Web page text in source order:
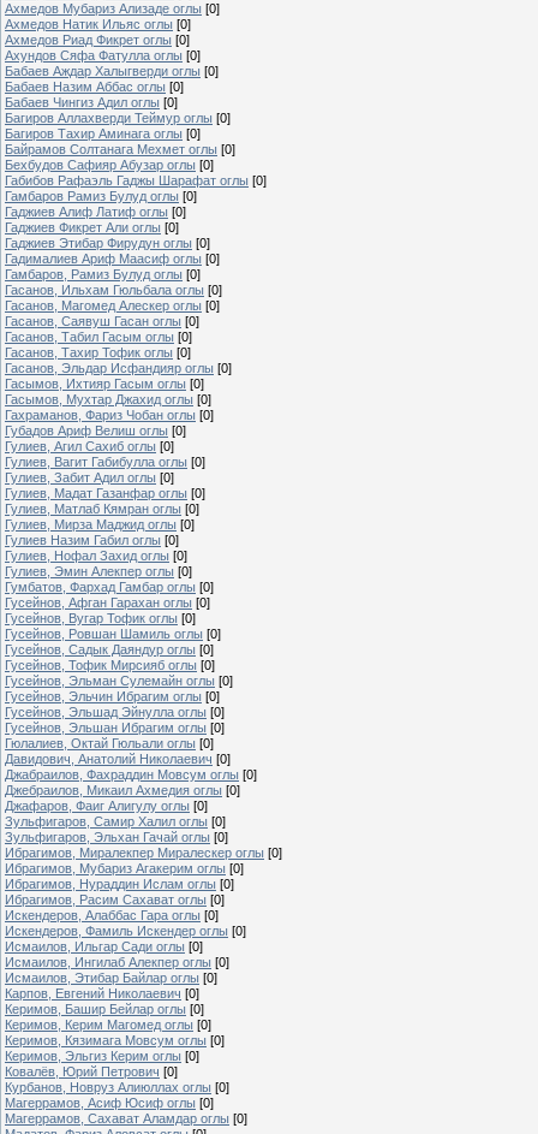
Ахмедов Мубариз Ализаде оглы [0]
Ахмедов Натик Ильяс оглы [0]
Ахмедов Риад Фикрет оглы [0]
Ахундов Сяфа Фатулла оглы [0]
Бабаев Аждар Халыгверди оглы [0]
Бабаев Назим Аббас оглы [0]
Бабаев Чингиз Адил оглы [0]
Багиров Аллахверди Теймур оглы [0]
Багиров Тахир Аминага оглы [0]
Байрамов Солтанага Мехмет оглы [0]
Бехбудов Сафияр Абузар оглы [0]
Габибов Рафаэль Гаджы Шарафат оглы [0]
Гамбаров Рамиз Булуд оглы [0]
Гаджиев Алиф Латиф оглы [0]
Гаджиев Фикрет Али оглы [0]
Гаджиев Этибар Фирудун оглы [0]
Гадималиев Ариф Маасиф оглы [0]
Гамбаров, Рамиз Булуд оглы [0]
Гасанов, Ильхам Гюльбала оглы [0]
Гасанов, Магомед Алескер оглы [0]
Гасанов, Саявуш Гасан оглы [0]
Гасанов, Табил Гасым оглы [0]
Гасанов, Тахир Тофик оглы [0]
Гасанов, Эльдар Исфандияр оглы [0]
Гасымов, Ихтияр Гасым оглы [0]
Гасымов, Мухтар Джахид оглы [0]
Гахраманов, Фариз Чобан оглы [0]
Губадов Ариф Велиш оглы [0]
Гулиев, Агил Сахиб оглы [0]
Гулиев, Вагит Габибулла оглы [0]
Гулиев, Забит Адил оглы [0]
Гулиев, Мадат Газанфар оглы [0]
Гулиев, Матлаб Кямран оглы [0]
Гулиев, Мирза Маджид оглы [0]
Гулиев Назим Габил оглы [0]
Гулиев, Нофал Захид оглы [0]
Гулиев, Эмин Алекпер оглы [0]
Гумбатов, Фархад Гамбар оглы [0]
Гусейнов, Афган Гарахан оглы [0]
Гусейнов, Вугар Тофик оглы [0]
Гусейнов, Ровшан Шамиль оглы [0]
Гусейнов, Садык Даяндур оглы [0]
Гусейнов, Тофик Мирсияб оглы [0]
Гусейнов, Эльман Сулемайн оглы [0]
Гусейнов, Эльчин Ибрагим оглы [0]
Гусейнов, Эльшад Эйнулла оглы [0]
Гусейнов, Эльшан Ибрагим оглы [0]
Гюлалиев, Октай Гюльали оглы [0]
Давидович, Анатолий Николаевич [0]
Джабраилов, Фахраддин Мовсум оглы [0]
Джебраилов, Микаил Ахмедия оглы [0]
Джафаров, Фаиг Алигулу оглы [0]
Зульфигаров, Самир Халил оглы [0]
Зульфигаров, Эльхан Гачай оглы [0]
Ибрагимов, Миралекпер Миралескер оглы [0]
Ибрагимов, Мубариз Агакерим оглы [0]
Ибрагимов, Нураддин Ислам оглы [0]
Ибрагимов, Расим Сахават оглы [0]
Искендеров, Алаббас Гара оглы [0]
Искендеров, Фамиль Искендер оглы [0]
Исмаилов, Ильгар Сади оглы [0]
Исмаилов, Ингилаб Алекпер оглы [0]
Исмаилов, Этибар Байлар оглы [0]
Карпов, Евгений Николаевич [0]
Керимов, Башир Бейлар оглы [0]
Керимов, Керим Магомед оглы [0]
Керимов, Кязимага Мовсум оглы [0]
Керимов, Эльгиз Керим оглы [0]
Ковалёв, Юрий Петрович [0]
Курбанов, Новруз Алиюллах оглы [0]
Магеррамов, Асиф Юсиф оглы [0]
Магеррамов, Сахават Аламдар оглы [0]